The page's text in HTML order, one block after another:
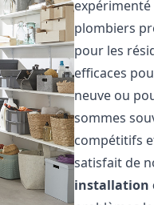
plombiers
pour les
efficaces
neuve ou
sommes
compétitifs
satisfait de
installation